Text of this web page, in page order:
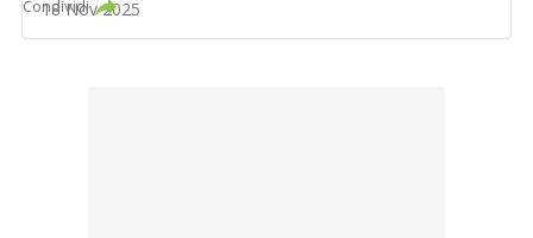
18 Nov 2025
Condividi